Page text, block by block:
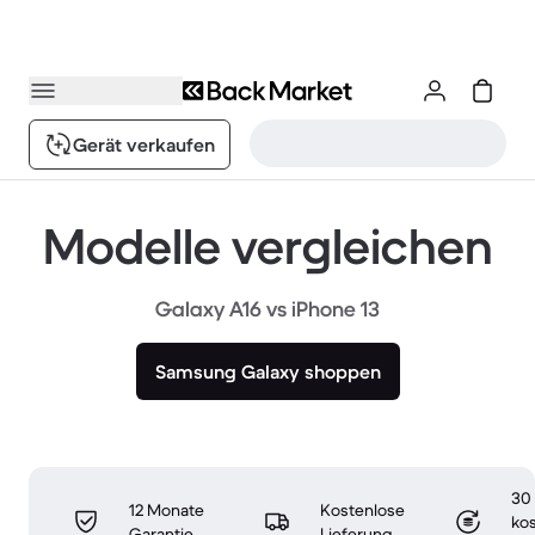
Gerät verkaufen
Modelle vergleichen
Galaxy A16 vs iPhone 13
Samsung Galaxy shoppen
12 Monate
Kostenlose
30